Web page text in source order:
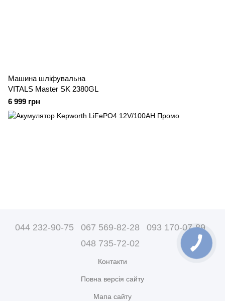
Машина шліфувальна
VITALS Master SK 2380GL
6 999 грн
044 232-90-75 067 569-82-28
093 170-07-89
048 735-72-02
Контакти
Повна версія сайту
Мапа сайту